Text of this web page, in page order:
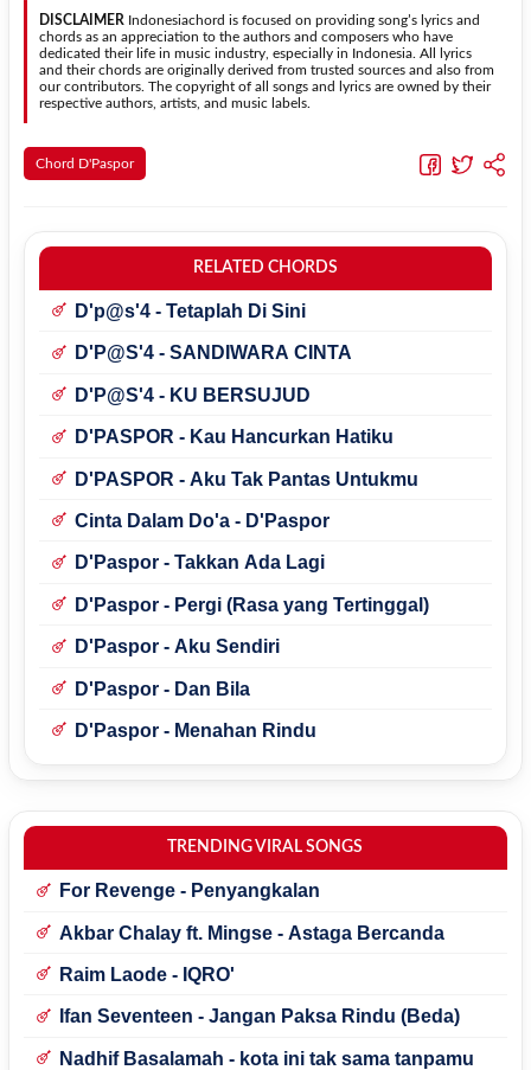
dipelajari oleh pemula tanpa menghilangkan struktur dasar lagu.
DISCLAIMER Indonesiachord is focused on providing song’s lyrics and
chords as an appreciation to the authors and composers who have
dedicated their life in music industry, especially in Indonesia. All lyrics
and their chords are originally derived from trusted sources and also from
our contributors. The copyright of all songs and lyrics are owned by their
respective authors, artists, and music labels.
Chord D'Paspor
RELATED CHORDS
D'p@s'4 - Tetaplah Di Sini
D'P@S'4 - SANDIWARA CINTA
D'P@S'4 - KU BERSUJUD
D'PASPOR - Kau Hancurkan Hatiku
D'PASPOR - Aku Tak Pantas Untukmu
Cinta Dalam Do'a - D'Paspor
D'Paspor - Takkan Ada Lagi
D'Paspor - Pergi (Rasa yang Tertinggal)
D'Paspor - Aku Sendiri
D'Paspor - Dan Bila
D'Paspor - Menahan Rindu
TRENDING VIRAL SONGS
For Revenge - Penyangkalan
Akbar Chalay ft. Mingse - Astaga Bercanda
Raim Laode - IQRO'
Ifan Seventeen - Jangan Paksa Rindu (Beda)
Nadhif Basalamah - kota ini tak sama tanpamu